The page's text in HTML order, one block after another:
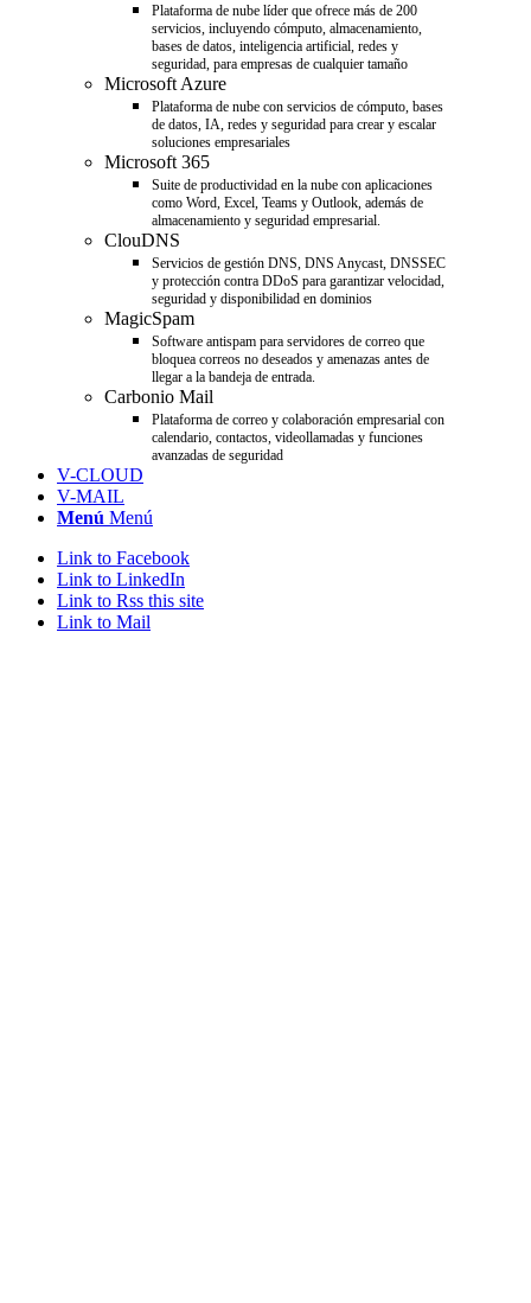
Plataforma de nube líder que ofrece más de 200
servicios, incluyendo cómputo, almacenamiento,
bases de datos, inteligencia artificial, redes y
seguridad, para empresas de cualquier tamaño
Microsoft Azure
Plataforma de nube con servicios de cómputo, bases
de datos, IA, redes y seguridad para crear y escalar
soluciones empresariales
Microsoft 365
Suite de productividad en la nube con aplicaciones
como Word, Excel, Teams y Outlook, además de
almacenamiento y seguridad empresarial.
ClouDNS
Servicios de gestión DNS, DNS Anycast, DNSSEC
y protección contra DDoS para garantizar velocidad,
seguridad y disponibilidad en dominios
MagicSpam
Software antispam para servidores de correo que
bloquea correos no deseados y amenazas antes de
llegar a la bandeja de entrada.
Carbonio Mail
Plataforma de correo y colaboración empresarial con
calendario, contactos, videollamadas y funciones
avanzadas de seguridad
V-CLOUD
V-MAIL
Menú Menú
Link to Facebook
Link to LinkedIn
Link to Rss this site
Link to Mail